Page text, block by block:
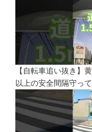
【自転車追い抜き】
以上の安全間隔守っ